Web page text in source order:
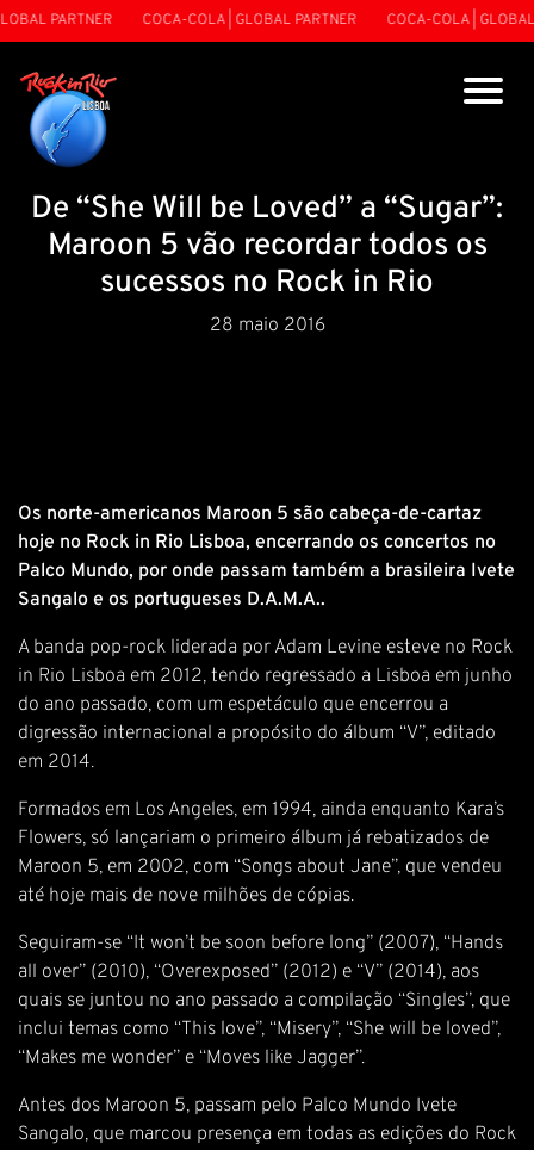
PARTNER COCA-COLA | GLOBAL PARTNER COCA-COLA | GLOBAL
De “She Will be Loved” a “Sugar”:
Maroon 5 vão recordar todos os
sucessos no Rock in Rio
28 maio 2016
Os norte-americanos Maroon 5 são cabeça-de-cartaz
hoje no Rock in Rio Lisboa, encerrando os concertos no
Palco Mundo, por onde passam também a brasileira Ivete
Sangalo e os portugueses D.A.M.A..
A banda pop-rock liderada por Adam Levine esteve no Rock
in Rio Lisboa em 2012, tendo regressado a Lisboa em junho
do ano passado, com um espetáculo que encerrou a
digressão internacional a propósito do álbum “V”, editado
em 2014.
Formados em Los Angeles, em 1994, ainda enquanto Kara’s
Flowers, só lançariam o primeiro álbum já rebatizados de
Maroon 5, em 2002, com “Songs about Jane”, que vendeu
até hoje mais de nove milhões de cópias.
Seguiram-se “It won’t be soon before long” (2007), “Hands
all over” (2010), “Overexposed” (2012) e “V” (2014), aos
quais se juntou no ano passado a compilação “Singles”, que
inclui temas como “This love”, “Misery”, “She will be loved”,
“Makes me wonder” e “Moves like Jagger”.
Antes dos Maroon 5, passam pelo Palco Mundo Ivete
Sangalo, que marcou presença em todas as edições do Rock